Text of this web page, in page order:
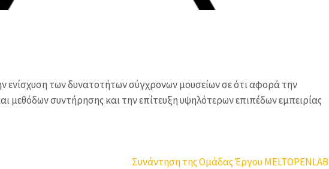
ενίσχυση των δυνατοτήτων σύγχρονων μουσείων σε ότι αφορά την
μεθόδων συντήρησης και την επίτευξη υψηλότερων επιπέδων εμπειρίας
Συνάντηση της Ομάδας Έργου MELTOPENLAB